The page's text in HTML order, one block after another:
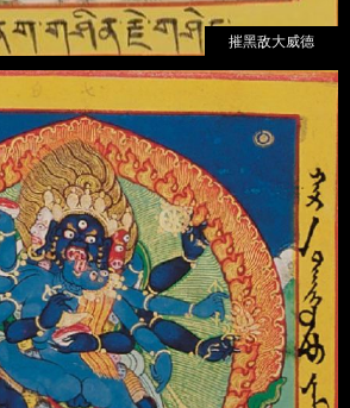
摧黑敌大威德